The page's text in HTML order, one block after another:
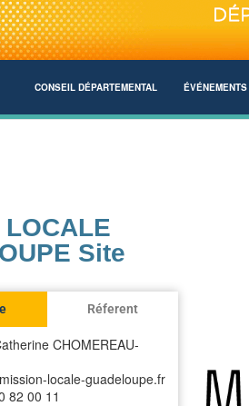
CONSEIL DÉPARTEMENTAL ÉVÉNEMENTS
LOCALE
Site
Réferent
CHOMEREAU-
locale-guadeloupe.fr
82 00 11